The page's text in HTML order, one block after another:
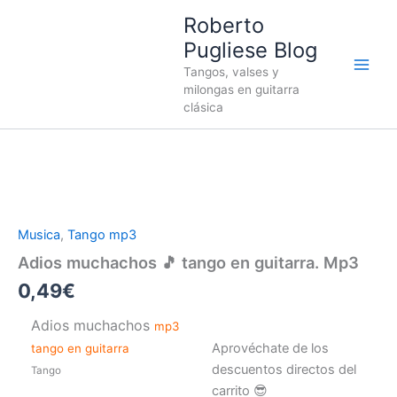
Roberto
Pugliese Blog
Tangos, valses y
milongas en guitarra
clásica
Musica, Tango mp3
Adios muchachos 🎵 tango en guitarra. Mp3
0,49€
Adios muchachos mp3
tango en guitarra
Tango
Aprovéchate de los
descuentos directos del
carrito 😎
tango
en
Mp3